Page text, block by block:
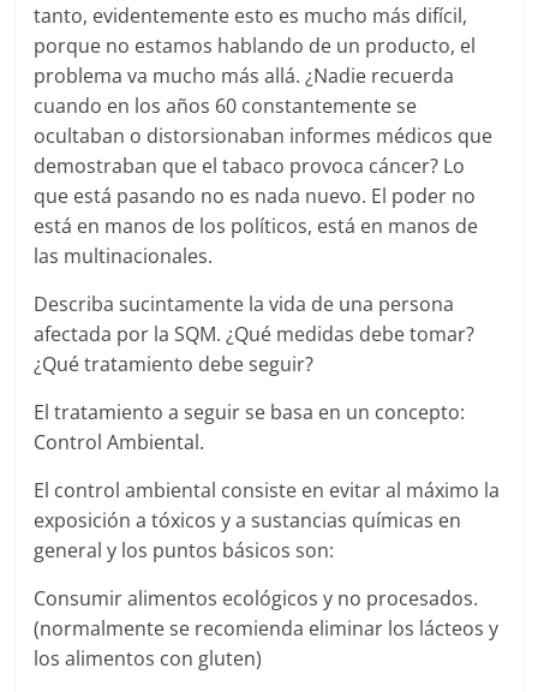
tanto, evidentemente esto es mucho más difícil,
porque no estamos hablando de un producto, el
problema va mucho más allá. ¿Nadie recuerda
cuando en los años 60 constantemente se
ocultaban o distorsionaban informes médicos que
demostraban que el tabaco provoca cáncer? Lo
que está pasando no es nada nuevo. El poder no
está en manos de los políticos, está en manos de
las multinacionales.
Describa sucintamente la vida de una persona
afectada por la SQM. ¿Qué medidas debe tomar?
¿Qué tratamiento debe seguir?
El tratamiento a seguir se basa en un concepto:
Control Ambiental.
El control ambiental consiste en evitar al máximo la
exposición a tóxicos y a sustancias químicas en
general y los puntos básicos son:
Consumir alimentos ecológicos y no procesados.
(normalmente se recomienda eliminar los lácteos y
los alimentos con gluten)